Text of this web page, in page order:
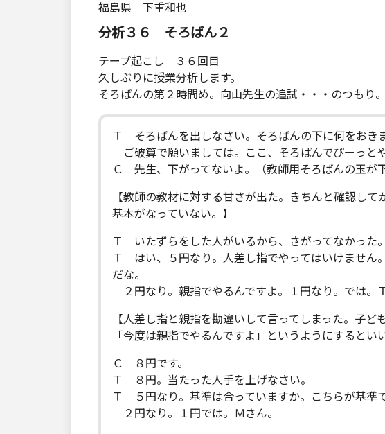
福島県 下重和也
分析３６ そろばん２
テープ起こし ３６回目
久しぶりに授業分析します。
そろばんの第２時間め。向山先生の追試・・・のつもり。
Ｔ そろばんを出しなさい。そろばんの下に何をおき
ご破算で願いましては。ここ、そろばんでぴーっとや
Ｃ 先生、下がってないよ。（教師用そろばんの玉が
【教師の教材に対する甘さが出た。きちんと確認して
基本がなっていない。】
Ｔ いたずらをした人がいるから、さがってなかった
Ｔ はい、５円なり。人差し指でやってはいけません
だな。
２円なり。親指でやるんですよ。１円なり。では。Ｔ
【人差し指と親指を勘違いして言ってしまった。子ど
「今度は親指でやるんですよ」というようにするとい
Ｃ ８円です。
Ｔ ８円。当たった人手を上げなさい。
Ｔ ５円なり。基準は合っていますか。こちらが基準
２円なり。１円では。Ｍさん。